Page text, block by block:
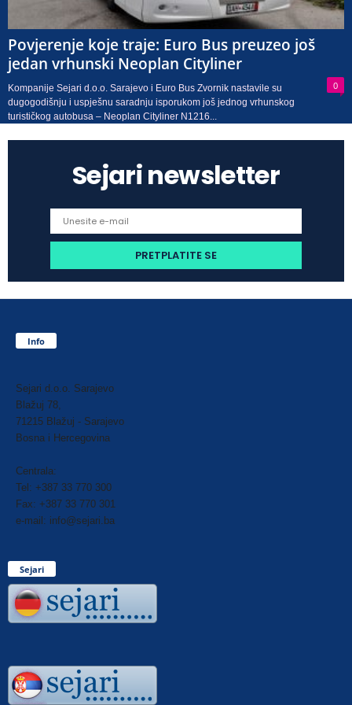
Povjerenje koje traje: Euro Bus preuzeo još
jedan vrhunski Neoplan Cityliner
0
Kompanije Sejari d.o.o. Sarajevo i Euro Bus Zvornik nastavile su
dugogodišnju i uspješnu saradnju isporukom još jednog vrhunskog
turističkog autobusa – Neoplan Cityliner N1216...
Sejari newsletter
Info
Sejari d.o.o. Sarajevo
Blažuj 78,
71215 Blažuj - Sarajevo
Bosna i Hercegovina
Centrala:
Tel: +387 33 770 300
Fax: +387 33 770 301
e-mail: info@sejari.ba
Sejari